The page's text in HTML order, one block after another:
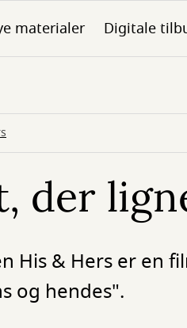
materialer Digitale
der
His & Hers er en
og hendes".